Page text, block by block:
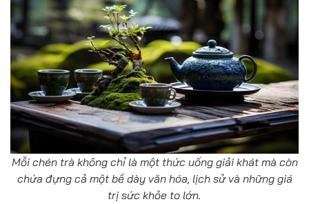
Mỗi chén trà không chỉ là một thức uống giải khát mà còn
chứa đựng cả một bề dày văn hóa, lịch sử và những giá
trị sức khỏe to lớn.